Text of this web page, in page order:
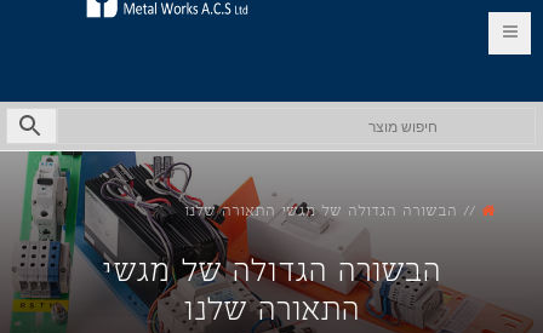
// הבשורה הגדולה של מגשי התאורה שלנו
הבשורה הגדולה של מגשי
התאורה שלנו